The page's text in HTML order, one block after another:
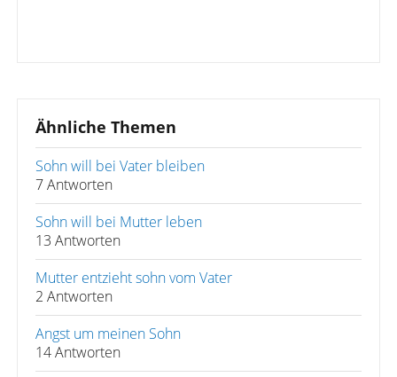
Ähnliche Themen
Sohn will bei Vater bleiben
7 Antworten
Sohn will bei Mutter leben
13 Antworten
Mutter entzieht sohn vom Vater
2 Antworten
Angst um meinen Sohn
14 Antworten